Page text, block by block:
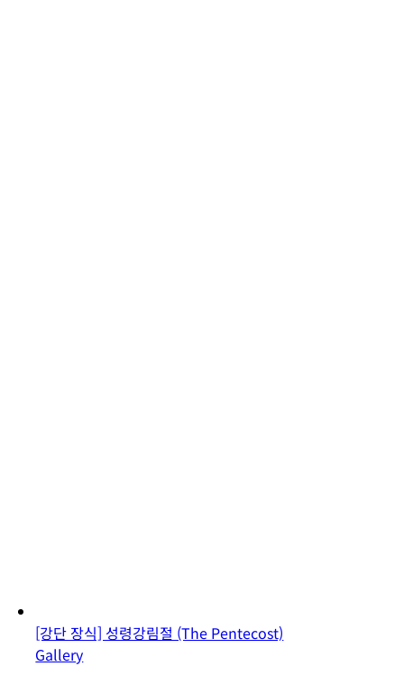
[강단 장식] 성령강림절 (The Pentecost)
Gallery